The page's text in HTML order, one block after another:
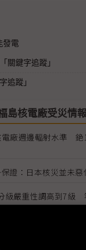
發電
關鍵字追蹤」
追蹤」
島核電廠受災情報
電廠週邊輻射水準 銫
證：日本核災並未惡
級嚴重性調高到7級